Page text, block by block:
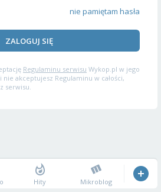
nie pamiętam hasła
ZALOGUJ SIĘ
Regulaminu serwisu Wykop.pl w jego
akceptujesz Regulaminu w całości,
serwisu.
Hity Mikroblog